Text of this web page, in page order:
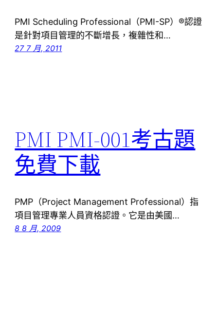
PMI Scheduling Professional（PMI-SP）®認證
是針對項目管理的不斷增長，複雜性和…
27 7 月, 2011
PMI PMI-001考古題
免費下載
PMP（Project Management Professional）指
項目管理專業人員資格認證。它是由美國…
8 8 月, 2009